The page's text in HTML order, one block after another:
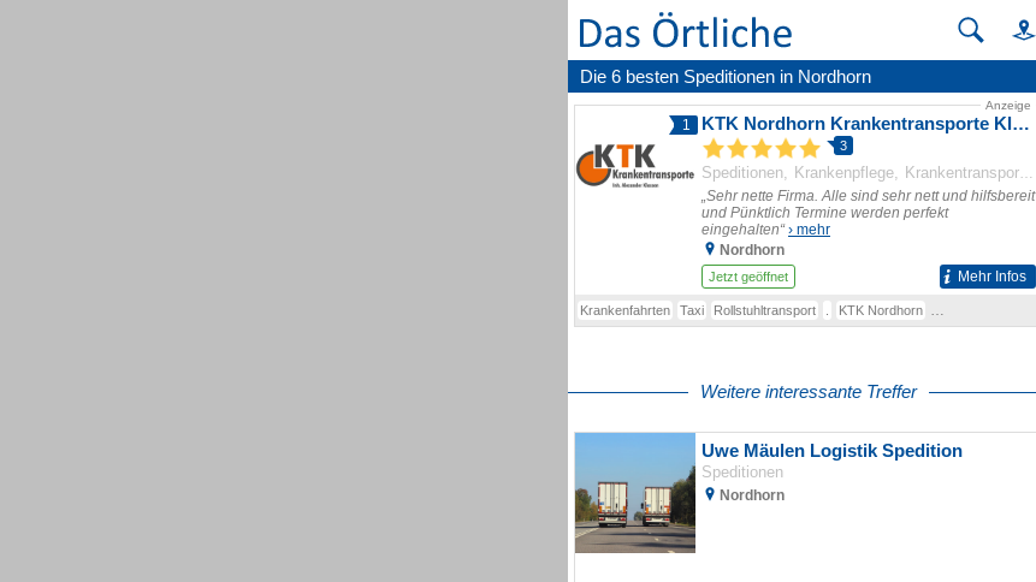
Die 6 besten Speditionen in Nordhorn
Anzeige
1 KTK Nordhorn Krankentransporte Klassen
3
Speditionen Krankenpflege Krankentransporte
„Sehr nette Firma. Alle sind sehr nett und hilfsbereit
und Pünktlich Termine werden perfekt
eingehalten“› mehr
Nordhorn
Jetzt geöffnet Mehr Infos
Krankenfahrten Taxi Rollstuhltransport KTK Nordhorn
Weitere interessante Treffer
Uwe Mäulen Logistik Spedition
Speditionen
Nordhorn